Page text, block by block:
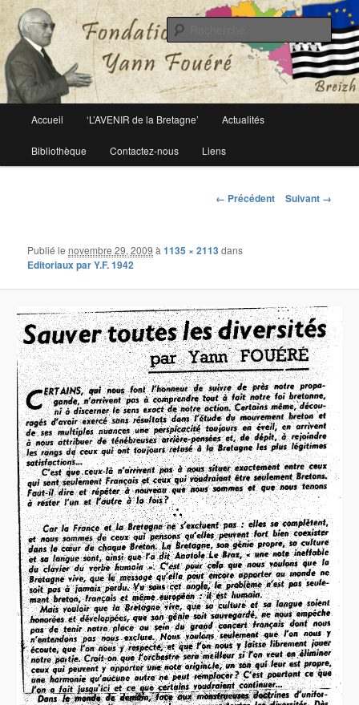
Fondation Yann Fouéré
Le site officiel de la fondation Yann Fouéré
principal
Aller
au
Accueil ‘L’AVENIR de la Bretagne’ Actualités
Bibliothèque Contactez-nous Liens
Navigation
← Précédent Suivant →
Publié lenovembre 29, 2009 à1135 × 2113 dans
Editoriaux par Y.F. 1942